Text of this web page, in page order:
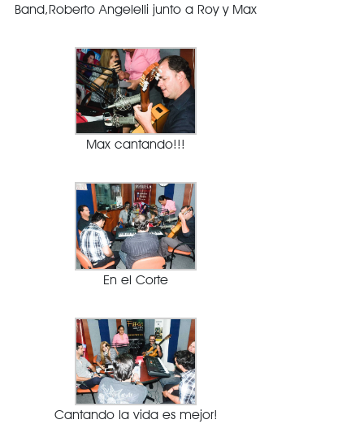
Band,Roberto Angelelli junto a Roy y Max
Max cantando!!!
En el Corte
Cantando la vida es mejor!